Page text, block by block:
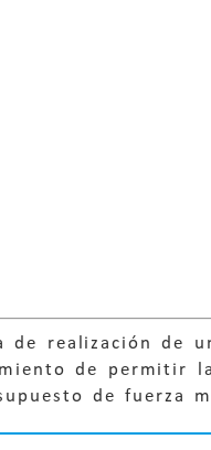
de realización de
de permitir
de fuerza